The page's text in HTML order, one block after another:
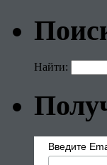
Найти:
Введите